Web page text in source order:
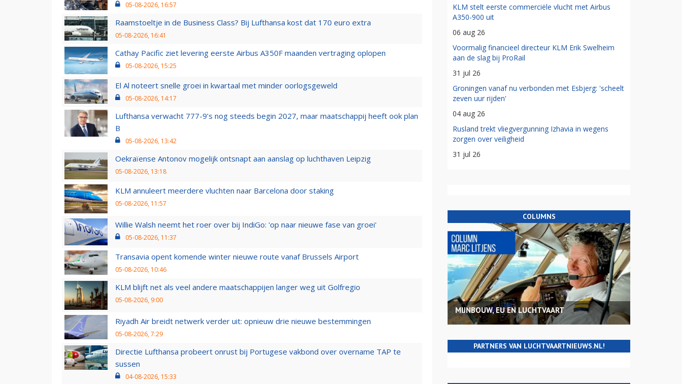
05-08-2026, 16:57
Raamstoeltje in de Business Class? Bij Lufthansa kost dat 170 euro extra
05-08-2026, 16:41
Cathay Pacific ziet levering eerste Airbus A350F maanden vertraging oplopen
05-08-2026, 15:25
El Al noteert snelle groei in kwartaal met minder oorlogsgeweld
05-08-2026, 14:17
Lufthansa verwacht 777-9’s nog steeds begin 2027, maar maatschappij heeft ook plan
B
05-08-2026, 13:42
Oekraïense Antonov mogelijk ontsnapt aan aanslag op luchthaven Leipzig
05-08-2026, 13:18
KLM annuleert meerdere vluchten naar Barcelona door staking
05-08-2026, 11:57
Willie Walsh neemt het roer over bij IndiGo: 'op naar nieuwe fase van groei'
05-08-2026, 11:37
Transavia opent komende winter nieuwe route vanaf Brussels Airport
05-08-2026, 10:46
KLM blijft net als veel andere maatschappijen langer weg uit Golfregio
05-08-2026, 9:00
Riyadh Air breidt netwerk verder uit: opnieuw drie nieuwe bestemmingen
05-08-2026, 7:29
Directie Lufthansa probeert onrust bij Portugese vakbond over overname TAP te
sussen
04-08-2026, 15:33
KLM stelt eerste commerciële vlucht met Airbus
A350-900 uit
06 aug 26
Voormalig financieel directeur KLM Erik Swelheim
aan de slag bij ProRail
31 jul 26
Groningen vanaf nu verbonden met Esbjerg: 'scheelt
zeven uur rijden'
04 aug 26
Rusland trekt vliegvergunning Izhavia in wegens
zorgen over veiligheid
31 jul 26
COLUMNS
MIJNBOUW, EU EN LUCHTVAART
PARTNERS VAN LUCHTVAARTNIEUWS.NL!